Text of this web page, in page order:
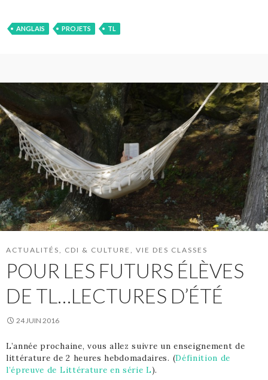
ANGLAIS PROJETS TL
ACTUALITÉS, CDI & CULTURE , VIE DES CLASSES
POUR LES FUTURS ÉLÈVES
DE TL…LECTURES D’ÉTÉ
24 JUIN 2016
L’année prochaine, vous allez suivre un enseignement de
littérature de 2 heures hebdomadaires. (Définition de
l’épreuve de Littérature en série L).